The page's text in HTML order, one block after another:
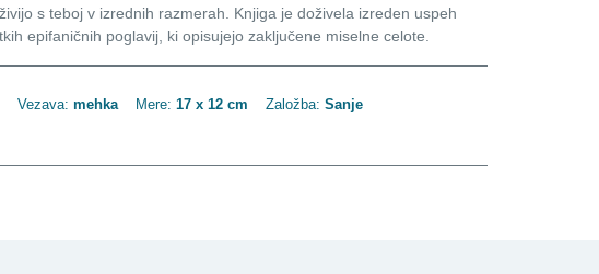
s teboj v izrednih razmerah. Knjiga je doživela izreden uspeh
epifaničnih poglavij, ki opisujejo zaključene miselne celote.
Vezava: mehka Mere: 17 x 12 cm Založba: Sanje